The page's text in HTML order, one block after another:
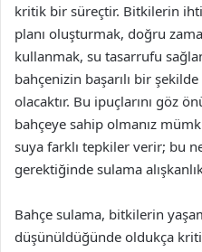
kritik bir süreçtir. Bitkilerin
planı oluşturmak, doğru
kullanmak, su tasarrufu
bahçenizin başarılı bir
olacaktır. Bu ipuçlarını göz
bahçeye sahip olmanız
suya farklı tepkiler verir; bu
gerektiğinde sulama
Bahçe sulama, bitkilerin
düşünüldüğünde oldukça